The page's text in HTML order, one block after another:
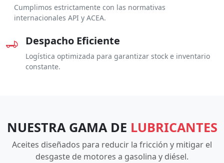
Cumplimos estrictamente con las normativas
internacionales API y ACEA.
Despacho Eficiente
Logística optimizada para garantizar stock e inventario
constante.
NUESTRA GAMA DE LUBRICANTES
Aceites diseñados para reducir la fricción y mitigar el
desgaste de motores a gasolina y diésel.